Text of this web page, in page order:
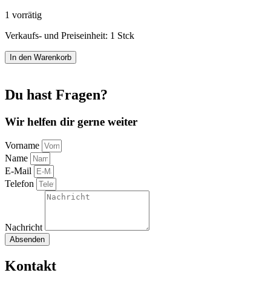
1 vorrätig
Verkaufs- und Preiseinheit: 1 Stck
Rucksack
Canvas
mit
Weltkarte
In den Warenkorb
Du hast Fragen?
Wir helfen dir gerne weiter
Vorname
Name
E-Mail
Telefon
Nachricht
Absenden
Kontakt